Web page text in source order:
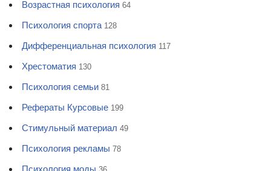
Возрастная психология 64
Психология спорта 128
Дифференциальная психология 117
Хрестоматия 130
Психология семьи 81
Рефераты Курсовые 199
Стимульный материал 49
Психология рекламы 78